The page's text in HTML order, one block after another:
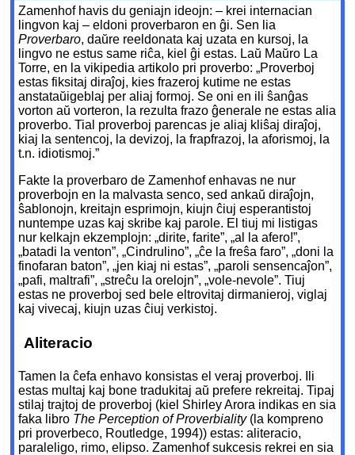
Zamenhof havis du geniajn ideojn: – krei internacian
lingvon kaj – eldoni proverbaron en ĝi. Sen lia
Proverbaro, daŭre reeldonata kaj uzata en kursoj, la
lingvo ne estus same riĉa, kiel ĝi estas. Laŭ Maŭro La
Torre, en la vikipedia artikolo pri proverbo: „Proverboj
estas fiksitaj diraĵoj, kies frazeroj kutime ne estas
anstataŭigeblaj per aliaj formoj. Se oni en ili ŝanĝas
vorton aŭ vorteron, la rezulta frazo ĝenerale ne estas alia
proverbo. Tial proverboj parencas je aliaj kliŝaj diraĵoj,
kiaj la sentencoj, la devizoj, la frapfrazoj, la aforismoj, la
t.n. idiotismoj.”
Fakte la proverbaro de Zamenhof enhavas ne nur
proverbojn en la malvasta senco, sed ankaŭ diraĵojn,
ŝablonojn, kreitajn esprimojn, kiujn ĉiuj esperantistoj
nuntempe uzas kaj skribe kaj parole. El tiuj mi listigas
nur kelkajn ekzemplojn: „dirite, farite”, „al la afero!”,
„batadi la venton”, „Cindrulino”, „ĉe la freŝa faro”, „doni la
finofaran baton”, „jen kiaj ni estas”, „paroli sensencaĵon”,
„pafi, maltrafi”, „streĉu la orelojn”, „vole-nevole”. Tiuj
estas ne proverboj sed bele eltrovitaj dirmanieroj, viglaj
kaj vivecaj, kiujn uzas ĉiuj verkistoj.
Aliteracio
Tamen la ĉefa enhavo konsistas el veraj proverboj. Ili
estas multaj kaj bone tradukitaj aŭ prefere rekreitaj. Tipaj
stilaj trajtoj de proverboj (kiel Shirley Arora indikas en sia
faka libro The Perception of Proverbiality(la kompreno
pri proverbeco, Routledge, 1994)) estas: aliteracio,
paraleligo, rimo, elipso. Zamenhof sukcesis rekrei en sia